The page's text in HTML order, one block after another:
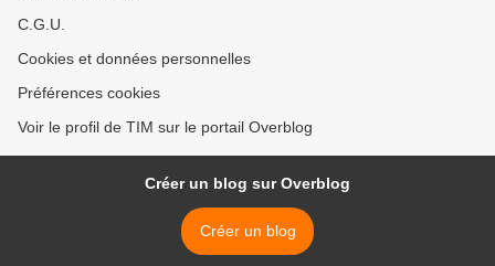
C.G.U.
Cookies et données personnelles
Préférences cookies
Voir le profil de TIM sur le portail Overblog
Créer un blog sur Overblog
Créer un blog